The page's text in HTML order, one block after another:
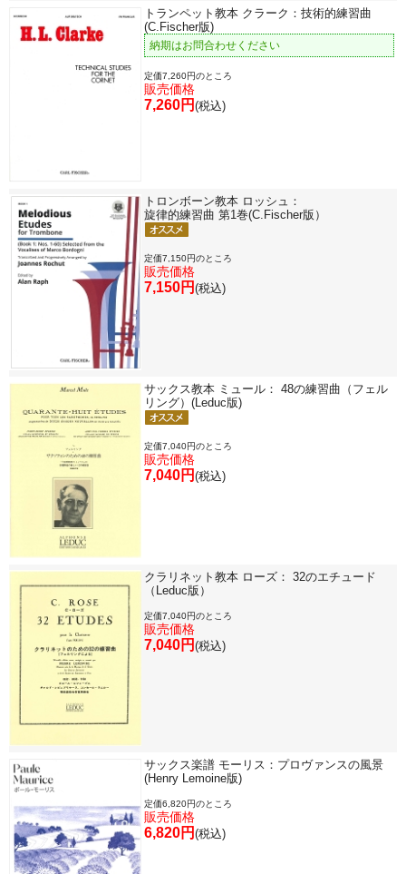
トランペット教本 クラーク：技術的練習曲
(C.Fischer版)
納期はお問合わせください
定価7,260円のところ
販売価格
7,260円 (税込)
トロンボーン教本 ロッシュ：
旋律的練習曲 第1巻(C.Fischer版）
定価7,150円のところ
販売価格
7,150円 (税込)
サックス教本 ミュール： 48の練習曲（フェル
リング）(Leduc版)
定価7,040円のところ
販売価格
7,040円 (税込)
クラリネット教本 ローズ： 32のエチュード
（Leduc版）
定価7,040円のところ
販売価格
7,040円 (税込)
サックス楽譜 モーリス：プロヴァンスの風景
(Henry Lemoine版)
定価6,820円のところ
販売価格
6,820円 (税込)